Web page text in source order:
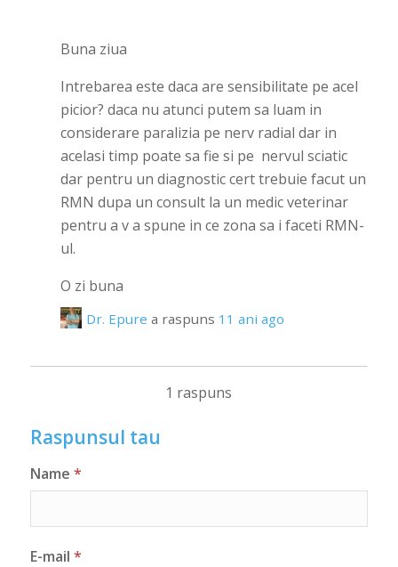
Buna ziua
Intrebarea este daca are sensibilitate pe acel
picior? daca nu atunci putem sa luam in
considerare paralizia pe nerv radial dar in
acelasi timp poate sa fie si pe nervul sciatic
dar pentru un diagnostic cert trebuie facut un
RMN dupa un consult la un medic veterinar
pentru a v a spune in ce zona sa i faceti RMN-
ul.
O zi buna
Dr. Epure a raspuns 11 ani ago
1 raspuns
Raspunsul tau
Name *
E-mail *